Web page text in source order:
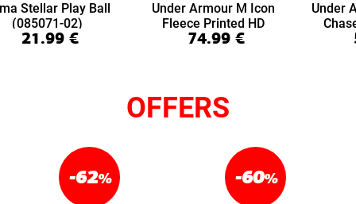
Stellar Play Ball
(085071-02)
21.99 €
Under Armour M Icon
Fleece Printed HD
(6016615-008)
74.99 €
Under
OFFERS
-62% -60%